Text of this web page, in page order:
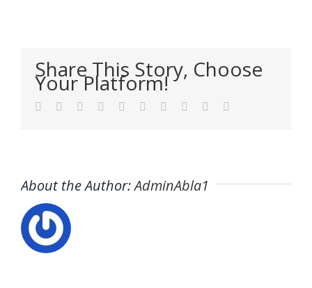
Share This Story, Choose
Your Platform!
Facebook
TwitterLinkedIn
Reddit WhatsApp
TumblrPinterest Xing
About the Author:AdminAbla1